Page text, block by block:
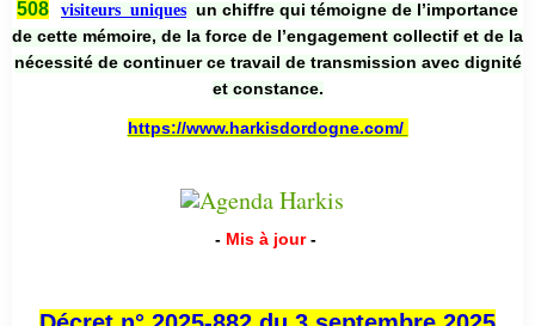
508 visiteurs uniques un chiffre qui témoigne de l’importance
de cette mémoire, de la force de l’engagement collectif et de la
nécessité de continuer ce travail de transmission avec dignité
et constance.
https://www.harkisdordogne.com/
- Mis à jour -